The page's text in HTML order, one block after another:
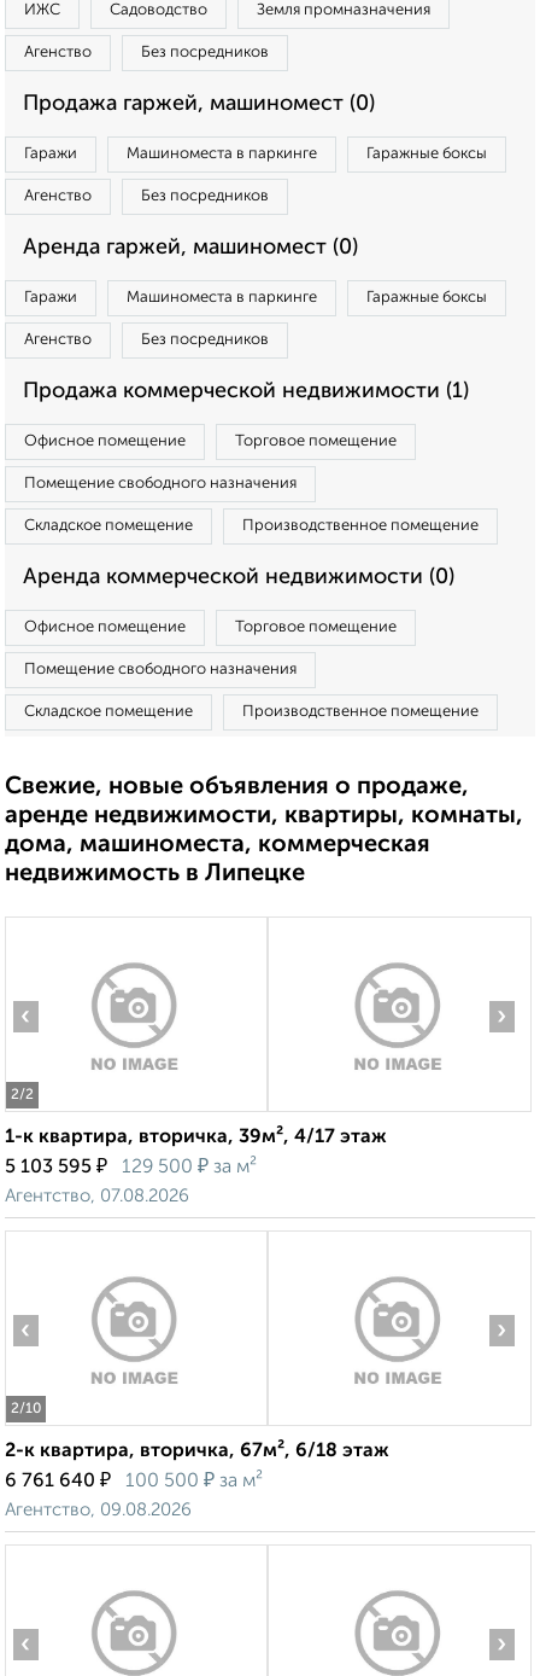
ИЖС Садоводство Земля промназначения
Агенство Без посредников
Продажа гаржей, машиномест (0)
Гаражи Машиноместа в паркинге Гаражные боксы
Агенство Без посредников
Аренда гаржей, машиномест (0)
Гаражи Машиноместа в паркинге Гаражные боксы
Агенство Без посредников
Продажа коммерческой недвижимости (1)
Офисное помещение Торговое помещение
Помещение свободного назначения
Складское помещение Производственное помещение
Аренда коммерческой недвижимости (0)
Офисное помещение Торговое помещение
Помещение свободного назначения
Складское помещение Производственное помещение
Свежие, новые объявления о продаже,
аренде недвижимости, квартиры, комнаты,
дома, машиноместа, коммерческая
недвижимость в Липецке
2/2
‹ ›
1-к квартира, вторичка, 39м², 4/17 этаж
5 103 595 ₽ 129 500 ₽ за м²
Агентство, 07.08.2026
2/10
‹ ›
2-к квартира, вторичка, 67м², 6/18 этаж
6 761 640 ₽ 100 500 ₽ за м²
Агентство, 09.08.2026
‹ ›